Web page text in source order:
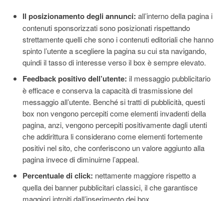
Il posizionamento degli annunci: all’interno della pagina i
contenuti sponsorizzati sono posizionati rispettando
strettamente quelli che sono i contenuti editoriali che hanno
spinto l’utente a scegliere la pagina su cui sta navigando,
quindi il tasso di interesse verso il box è sempre elevato.
Feedback positivo dell’utente: il messaggio pubblicitario
è efficace e conserva la capacità di trasmissione del
messaggio all’utente. Benché si tratti di pubblicità, questi
box non vengono percepiti come elementi invadenti della
pagina, anzi, vengono percepiti positivamente dagli utenti
che addirittura li considerano come elementi fortemente
positivi nel sito, che conferiscono un valore aggiunto alla
pagina invece di diminuirne l’appeal.
Percentuale di click: nettamente maggiore rispetto a
quella dei banner pubblicitari classici, il che garantisce
maggiori introiti dall’inserimento dei box.